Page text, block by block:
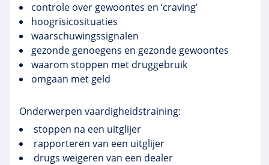
controle over gewoontes en ‘craving’
hoogrisicosituaties
waarschuwingssignalen
gezonde genoegens en gezonde gewoontes
waarom stoppen met druggebruik
omgaan met geld
Onderwerpen vaardigheidstraining:
stoppen na een uitglijer
rapporteren van een uitglijer
drugs weigeren van een dealer